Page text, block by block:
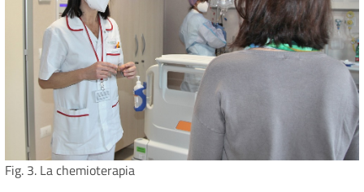
Fig. 3. La chemioterapia